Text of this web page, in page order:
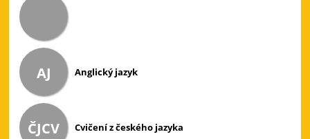
AJ Anglický jazyk
ČJCV Cvičení z českého jazyka